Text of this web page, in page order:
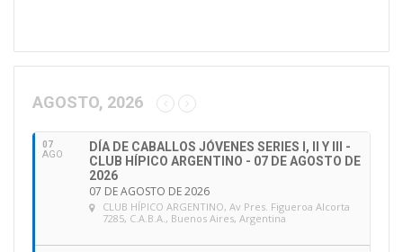
AGOSTO, 2026
07
AGO
DÍA DE CABALLOS JÓVENES SERIES I, II Y III -
CLUB HÍPICO ARGENTINO - 07 DE AGOSTO DE
2026
07 DE AGOSTO DE 2026
CLUB HÍPICO ARGENTINO, Av Pres. Figueroa Alcorta
7285, C.A.B.A., Buenos Aires, Argentina